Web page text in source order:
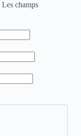
Les champs